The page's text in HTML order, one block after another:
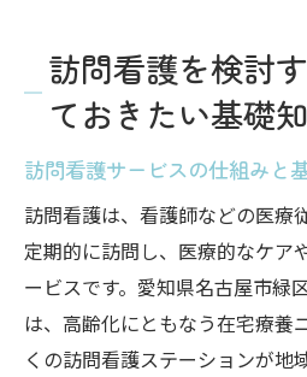
訪問看護を検討
ておきたい基礎
訪問看護サービスの仕組みと
訪問看護は、看護師などの医療
定期的に訪問し、医療的なケア
ービスです。愛知県名古屋市緑
は、高齢化にともなう在宅療養
くの訪問看護ステーションが地